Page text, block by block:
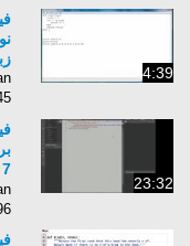
4:39
23:32